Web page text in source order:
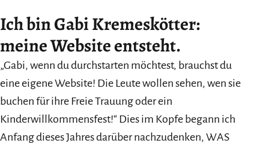
Ich bin Gabi Kremeskötter:
meine Website entsteht.
„Gabi, wenn du durchstarten möchtest, brauchst du
eine eigene Website! Die Leute wollen sehen, wen sie
buchen für ihre Freie Trauung oder ein
Kinderwillkommensfest!“ Dies im Kopfe begann ich
Anfang dieses Jahres darüber nachzudenken, WAS